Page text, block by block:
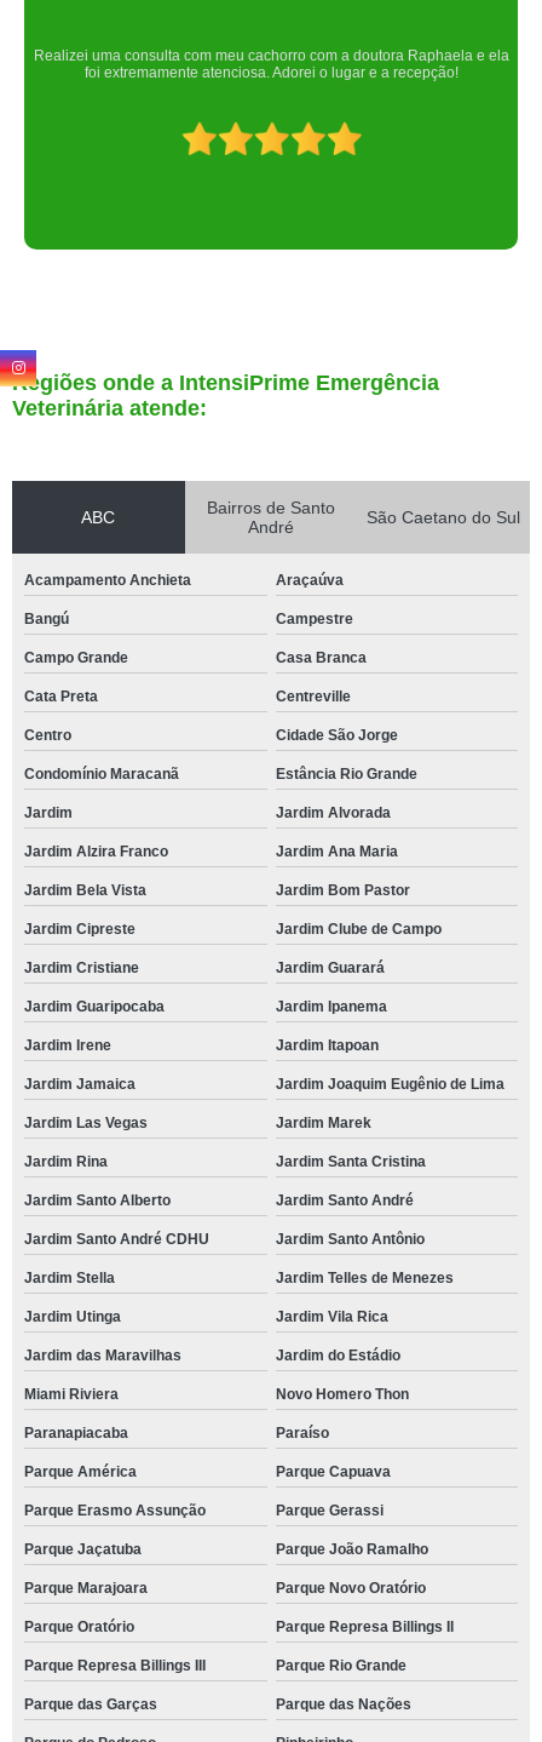
Um lugar maravilhoso. Sempre serei grata pelo que fizeram por nós!
Regiões onde a IntensiPrime Emergência
Veterinária atende:
ABC
Bairros de Santo
André
São Caetano do Sul
Acampamento Anchieta Araçaúva
Bangú Campestre
Campo Grande Casa Branca
Cata Preta Centreville
Centro Cidade São Jorge
Condomínio Maracanã Estância Rio Grande
Jardim Jardim Alvorada
Jardim Alzira Franco Jardim Ana Maria
Jardim Bela Vista Jardim Bom Pastor
Jardim Cipreste Jardim Clube de Campo
Jardim Cristiane Jardim Guarará
Jardim Guaripocaba Jardim Ipanema
Jardim Irene Jardim Itapoan
Jardim Jamaica Jardim Joaquim Eugênio de Lima
Jardim Las Vegas Jardim Marek
Jardim Rina Jardim Santa Cristina
Jardim Santo Alberto Jardim Santo André
Jardim Santo André CDHU Jardim Santo Antônio
Jardim Stella Jardim Telles de Menezes
Jardim Utinga Jardim Vila Rica
Jardim das Maravilhas Jardim do Estádio
Miami Riviera Novo Homero Thon
Paranapiacaba Paraíso
Parque América Parque Capuava
Parque Erasmo Assunção Parque Gerassi
Parque Jaçatuba Parque João Ramalho
Parque Marajoara Parque Novo Oratório
Parque Oratório Parque Represa Billings II
Parque Represa Billings III Parque Rio Grande
Parque das Garças Parque das Nações